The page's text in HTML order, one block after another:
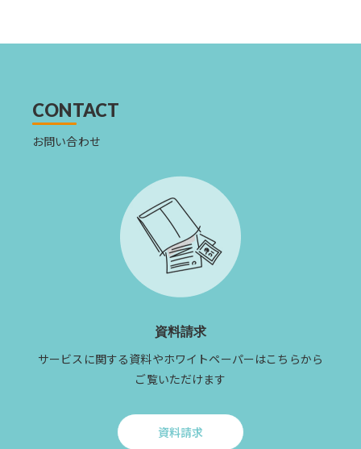
CONTACT
お問い合わせ
資料請求
サービスに関する資料やホワイトペーパーはこちらから
ご覧いただけます
資料請求
Click